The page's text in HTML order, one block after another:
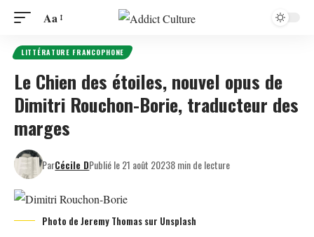
Aa
LITTÉRATURE FRANCOPHONE
Le Chien des étoiles, nouvel opus de
Dimitri Rouchon-Borie, traducteur des
marges
ParCécile DPublié le 21 août 20238 min de lecture
Photo de Jeremy Thomas sur Unsplash